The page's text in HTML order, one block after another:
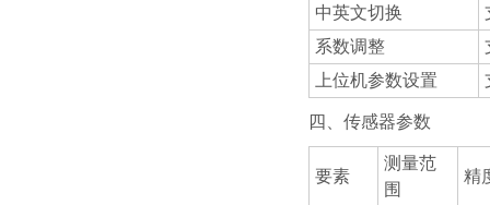
中英文切换
系数调整
上位机参数设置
四、传感器参数
要素
测量范
围
精